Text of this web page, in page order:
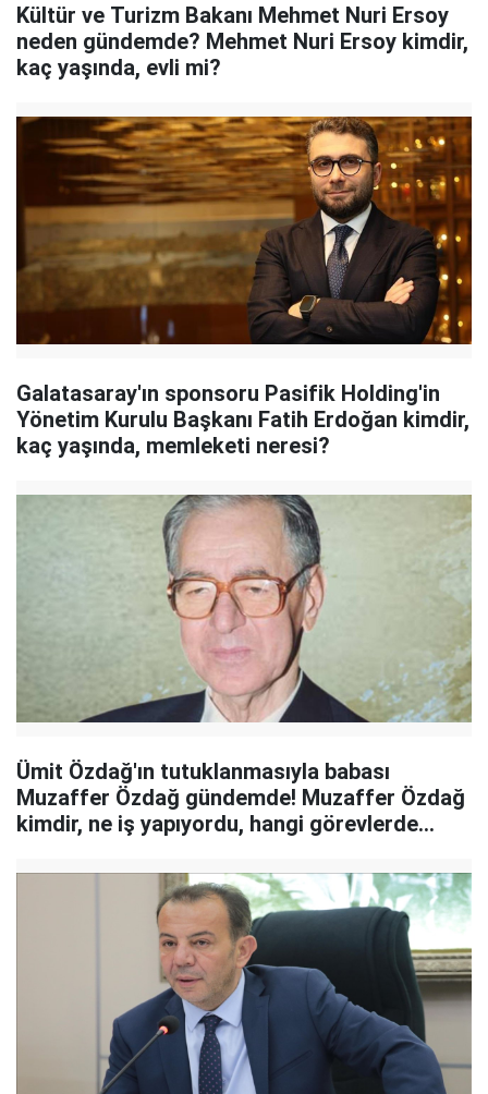
Kültür ve Turizm Bakanı Mehmet Nuri Ersoy
neden gündemde? Mehmet Nuri Ersoy kimdir,
kaç yaşında, evli mi?
Galatasaray'ın sponsoru Pasifik Holding'in
Yönetim Kurulu Başkanı Fatih Erdoğan kimdir,
kaç yaşında, memleketi neresi?
Ümit Özdağ'ın tutuklanmasıyla babası
Muzaffer Özdağ gündemde! Muzaffer Özdağ
kimdir, ne iş yapıyordu, hangi görevlerde